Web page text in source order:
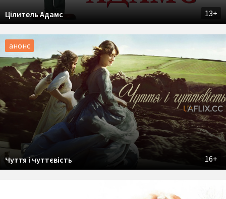
13+
Цілитель Адамс
анонс
16+
Чуття і чуттєвість